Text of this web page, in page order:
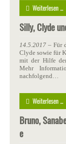
Weiterlesen ...
Silly, Clyde
14.5.2017 – Für
Clyde sowie für
mit der Hilfe
Mehr
nachfolgend…
Weiterlesen ...
Bruno,
e